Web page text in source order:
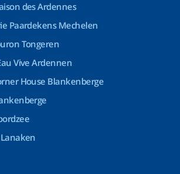
des Ardennes
Paardekens Mechelen
Tongeren
Vive Ardennen
House Blankenberge